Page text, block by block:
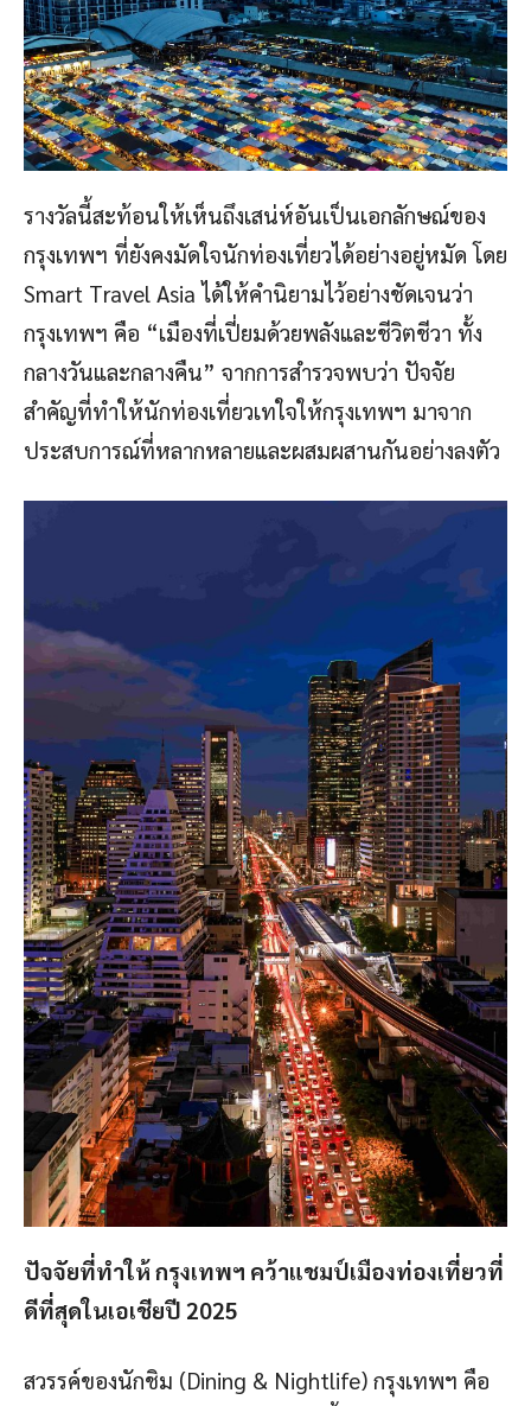
รางวัลนี้สะท้อนให้เห็นถึงเสน่ห์อันเป็นเอกลักษณ์ของ
กรุงเทพฯ ที่ยังคงมัดใจนักท่องเที่ยวได้อย่างอยู่หมัด โดย
Smart Travel Asia ได้ให้คำนิยามไว้อย่างชัดเจนว่า
กรุงเทพฯ คือ “เมืองที่เปี่ยมด้วยพลังและชีวิตชีวา ทั้ง
กลางวันและกลางคืน” จากการสำรวจพบว่า ปัจจัย
สำคัญที่ทำให้นักท่องเที่ยวเทใจให้กรุงเทพฯ มาจาก
ประสบการณ์ที่หลากหลายและผสมผสานกันอย่างลงตัว
ปัจจัยที่ทำให้ กรุงเทพฯ คว้าแชมป์เมืองท่องเที่ยวที่
ดีที่สุดในเอเชียปี 2025
สวรรค์ของนักชิม (Dining & Nightlife) กรุงเทพฯ คือ